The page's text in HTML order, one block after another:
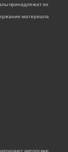
принадлежат их
материала
авторские